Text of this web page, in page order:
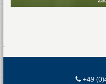
+49